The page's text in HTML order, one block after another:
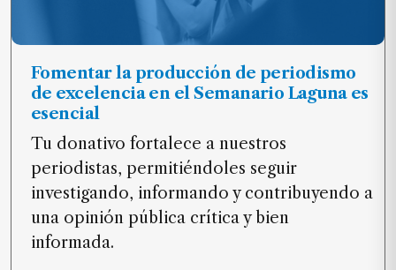
Fomentar la producción de periodismo
de excelencia en el Semanario Laguna es
esencial
Tu donativo fortalece a nuestros
periodistas, permitiéndoles seguir
investigando, informando y contribuyendo a
una opinión pública crítica y bien
informada.